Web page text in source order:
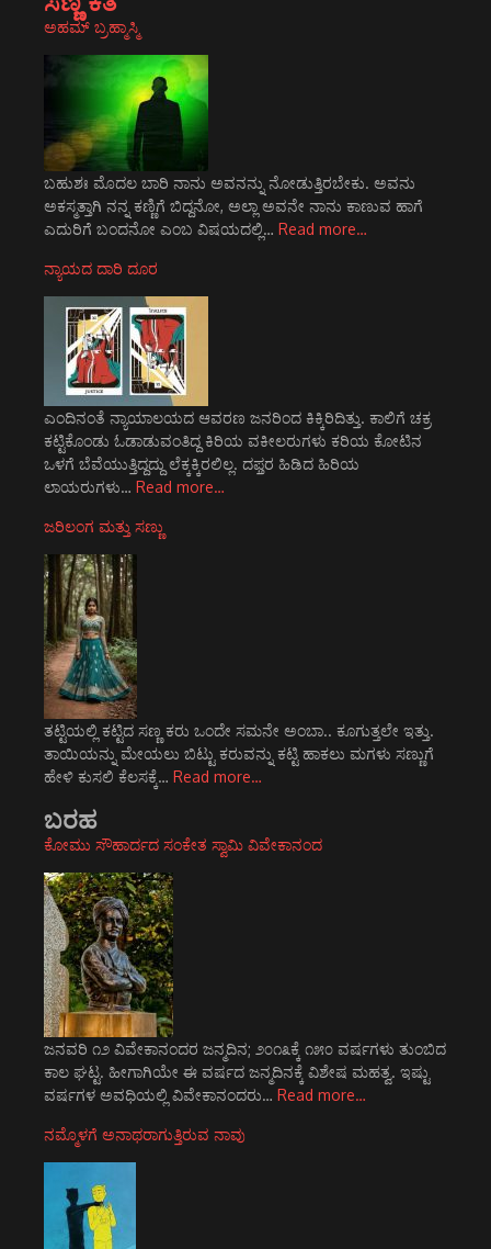
ಅಹಮ್ ಬ್ರಹ್ಮಾಸ್ಮಿ
ಬಹುಶಃ ಮೊದಲ ಬಾರಿ ನಾನು ಅವನನ್ನು ನೋಡುತ್ತಿರಬೇಕು. ಅವನು
ಅಕಸ್ಮತ್ತಾಗಿ ನನ್ನ ಕಣ್ಣಿಗೆ ಬಿದ್ದನೋ, ಅಲ್ಲಾ ಅವನೇ ನಾನು ಕಾಣುವ ಹಾಗೆ
ಎದುರಿಗೆ ಬಂದನೋ ಎಂಬ ವಿಷಯದಲ್ಲಿ… Read more…
ನ್ಯಾಯದ ದಾರಿ ದೂರ
ಎಂದಿನಂತೆ ನ್ಯಾಯಾಲಯದ ಆವರಣ ಜನರಿಂದ ಕಿಕ್ಕಿರಿದಿತ್ತು. ಕಾಲಿಗೆ ಚಕ್ರ
ಕಟ್ಟಿಕೊಂಡು ಓಡಾಡುವಂತಿದ್ದ ಕಿರಿಯ ವಕೀಲರುಗಳು ಕರಿಯ ಕೋಟಿನ
ಒಳಗೆ ಬೆವೆಯುತ್ತಿದ್ದದ್ದು ಲೆಕ್ಕಕ್ಕಿರಲಿಲ್ಲ. ದಫ್ತರ ಹಿಡಿದ ಹಿರಿಯ
ಲಾಯರುಗಳು… Read more…
ಜರಿಲಂಗ ಮತ್ತು ಸಣ್ಣು
ತಟ್ಟಿಯಲ್ಲಿ ಕಟ್ಟಿದ ಸಣ್ಣ ಕರು ಒಂದೇ ಸಮನೇ ಅಂಬಾ.. ಕೂಗುತ್ತಲೇ ಇತ್ತು.
ತಾಯಿಯನ್ನು ಮೇಯಲು ಬಿಟ್ಟು ಕರುವನ್ನು ಕಟ್ಟಿ ಹಾಕಲು ಮಗಳು ಸಣ್ಣುಗೆ
ಹೇಳಿ ಕುಸಲಿ ಕೆಲಸಕ್ಕೆ… Read more…
ಬರಹ
ಕೋಮು ಸೌಹಾರ್ದದ ಸಂಕೇತ ಸ್ವಾಮಿ ವಿವೇಕಾನಂದ
ಜನವರಿ ೧೨ ವಿವೇಕಾನಂದರ ಜನ್ಮದಿನ; ೨೦೧೩ಕ್ಕೆ ೧೫೦ ವರ್ಷಗಳು ತುಂಬಿದ
ಕಾಲ ಘಟ್ಟ. ಹೀಗಾಗಿಯೇ ಈ ವರ್ಷದ ಜನ್ಮದಿನಕ್ಕೆ ವಿಶೇಷ ಮಹತ್ವ. ಇಷ್ಟು
ವರ್ಷಗಳ ಅವಧಿಯಲ್ಲಿ ವಿವೇಕಾನಂದರು… Read more…
ನಮ್ಮೊಳಗೆ ಅನಾಥರಾಗುತ್ತಿರುವ ನಾವು